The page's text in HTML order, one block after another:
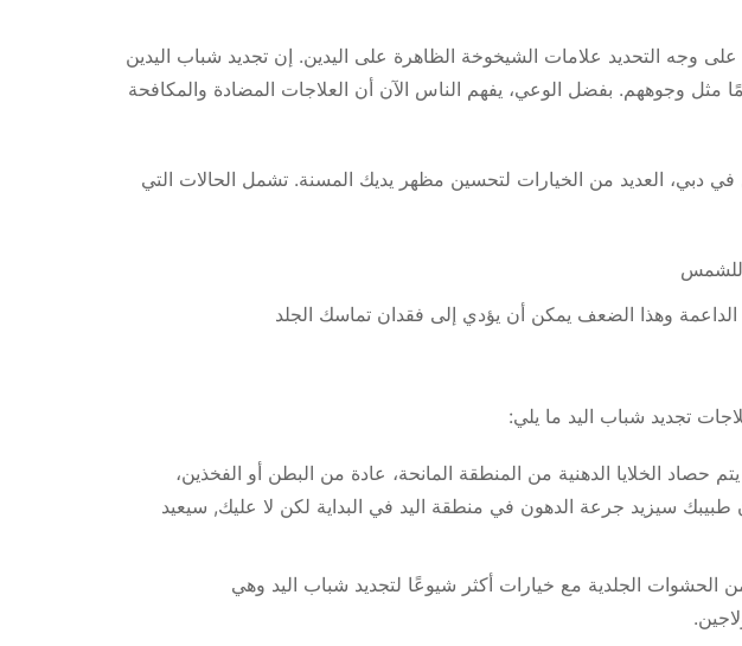
وجه التحديد علامات الشيخوخة الظاهرة على اليدين. إن تجديد شباب اليدين
مثل وجوههم. بفضل الوعي، يفهم الناس الآن أن العلاجات المضادة والمكافحة
دبي، العديد من الخيارات لتحسين مظهر يديك المسنة. تشمل الحالات التي
للشمس
الداعمة وهذا الضعف يمكن أن يؤدي إلى فقدان تماسك الجلد
تجديد شباب اليد ما يلي:
الخلايا الدهنية من المنطقة المانحة، عادة من البطن أو الفخذين،
سيزيد جرعة الدهون في منطقة اليد في البداية لكن لا عليك, سيعيد
الحشوات الجلدية مع خيارات أكثر شيوعًا لتجديد شباب اليد وهي